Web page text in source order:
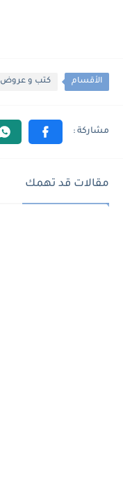
الأقسام كتب و عروض
مقالات قد تهمك